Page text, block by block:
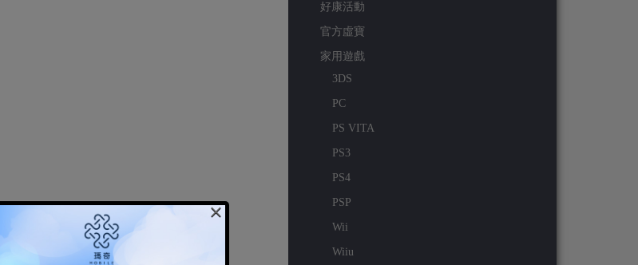
好康活動
官方虛寶
家用遊戲
3DS
PC
PS VITA
PS3
PS4
PSP
Wii
Wiiu
×